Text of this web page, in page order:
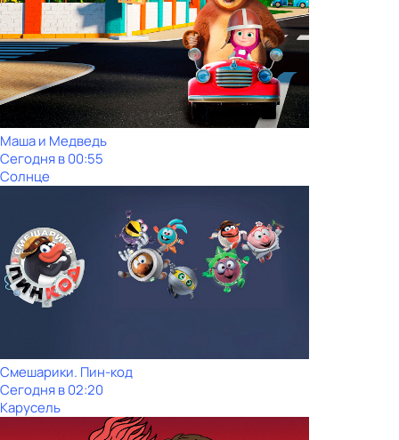
Маша и Медведь
Сегодня в 00:55
Солнце
Смешарики. Пин-код
Сегодня в 02:20
Карусель